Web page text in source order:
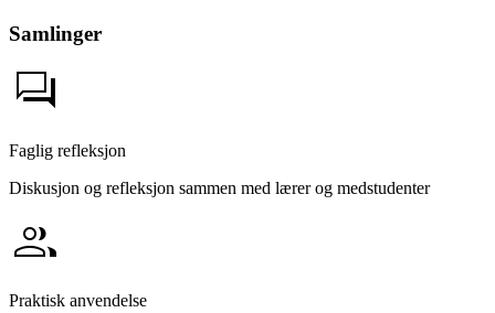
Samlinger
forum
Faglig refleksjon
Diskusjon og refleksjon sammen med lærer og medstudenter
group
Praktisk anvendelse